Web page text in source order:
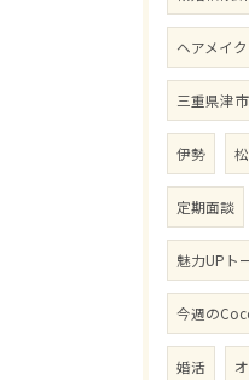
ヘアメイク
三重県津市
伊勢
定期面談
魅力UPト
今週の
婚活